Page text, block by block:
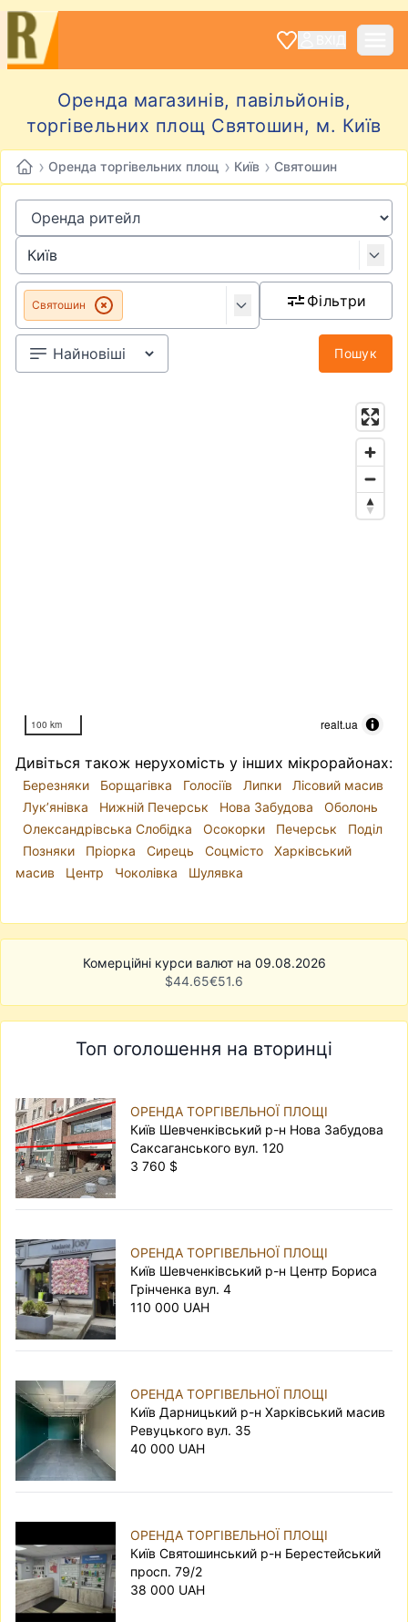
Оренда магазинів, павільйонів,
торгівельних площ Святошин, м. Київ
› Оренда торгівельних площ › Київ › Святошин
Святошин Фільтри
Пошук
100 km realt.ua
Дивіться також нерухомість у інших мікрорайонах:
Березняки Борщагівка Голосіїв Липки
Лісовий масив
Лук’янівка
Нижній Печерськ Нова Забудова
Оболонь
Олександрівська Слобідка
Осокорки Печерськ
Поділ
Позняки
Пріорка Сирець Соцмісто
Харківський
масив
Центр Чоколівка Шулявка
Комерційні курси валют на 09.08.2026
$44.65€51.6
Топ оголошення на вторинці
ОРЕНДА ТОРГІВЕЛЬНОЇ ПЛОЩІ
Київ Шевченківський р-н Нова Забудова
Саксаганського вул. 120
3 760 $
ОРЕНДА ТОРГІВЕЛЬНОЇ ПЛОЩІ
Київ Шевченківський р-н Центр Бориса
Грінченка вул. 4
110 000 UAH
ОРЕНДА ТОРГІВЕЛЬНОЇ ПЛОЩІ
Київ Дарницький р-н Харківський масив
Ревуцького вул. 35
40 000 UAH
ОРЕНДА ТОРГІВЕЛЬНОЇ ПЛОЩІ
Київ Святошинський р-н Берестейський
просп. 79/2
38 000 UAH